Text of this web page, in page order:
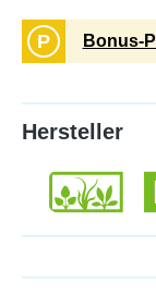
P Bonus-
Hersteller